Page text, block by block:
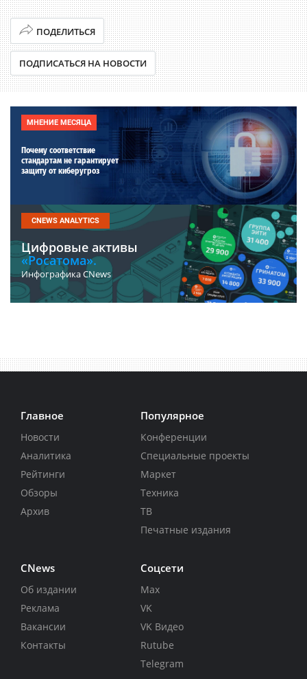
ПОДЕЛИТЬСЯ
ПОДПИСАТЬСЯ НА НОВОСТИ
МНЕНИЕ МЕСЯЦА
Почему соответствие
стандартам не гарантирует
защиту от киберугроз
CNEWS ANALYTICS
Цифровые активы
«Росатома».
Инфографика CNews
Главное
Новости
Аналитика
Рейтинги
Обзоры
Архив
Популярное
Конференции
Специальные проекты
Маркет
Техника
ТВ
Печатные издания
CNews
Об издании
Реклама
Вакансии
Контакты
Соцсети
Max
VK
VK Видео
Rutube
Telegram